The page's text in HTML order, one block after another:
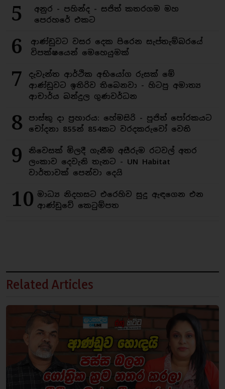
5
අනුර - පහින්ද - සජිත් කතරගම මහ
පෙරහරේ එකට
6
ආණ්ඩුවට වසර දෙක පිරෙන සැප්තැම්බරයේ
විපක්ෂයෙන් මෙහෙයුමක්
7
දැවැන්ත ආර්ථික අභියෝග රුසක් මේ
ආණ්ඩුවට ඉතිරිව තිබෙනවා - හිටපු අමාත්‍ය
ආචාර්ය බන්දුල ගුණවර්ධන
8
පාස්කු දා ප්‍රහාරය: හේමසිරි - පූජිත් පෝරකයට
චෝදනා 855න් 854කට වරදකරුවෝ වෙති
9
නිවෙසක් මිලදී ගැනීම අසීරුම රටවල් අතර
ලංකාව දෙවැනි තැනට - UN Habitat
වාර්තාවක් පෙන්වා දෙයි
10 මාධ්‍ය නිදහසට එරෙහිව සුදු ඇඳගෙන එන
ආණ්ඩුවේ කෙටුම්පත
Related Articles